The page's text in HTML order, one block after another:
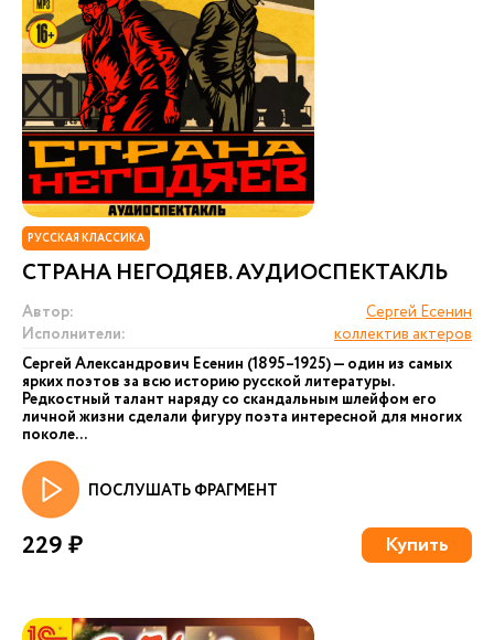
РУССКАЯ КЛАССИКА
СТРАНА НЕГОДЯЕВ. АУДИОСПЕКТАКЛЬ
Автор:
Сергей Есенин
Исполнители:
коллектив актеров
Сергей Александрович Есенин (1895–1925) — один из самых
ярких поэтов за всю историю русской литературы.
Редкостный талант наряду со скандальным шлейфом его
личной жизни сделали фигуру поэта интересной для многих
поколе...
ПОСЛУШАТЬ ФРАГМЕНТ
229 ₽ Купить